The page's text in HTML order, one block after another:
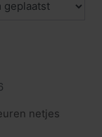
netjes